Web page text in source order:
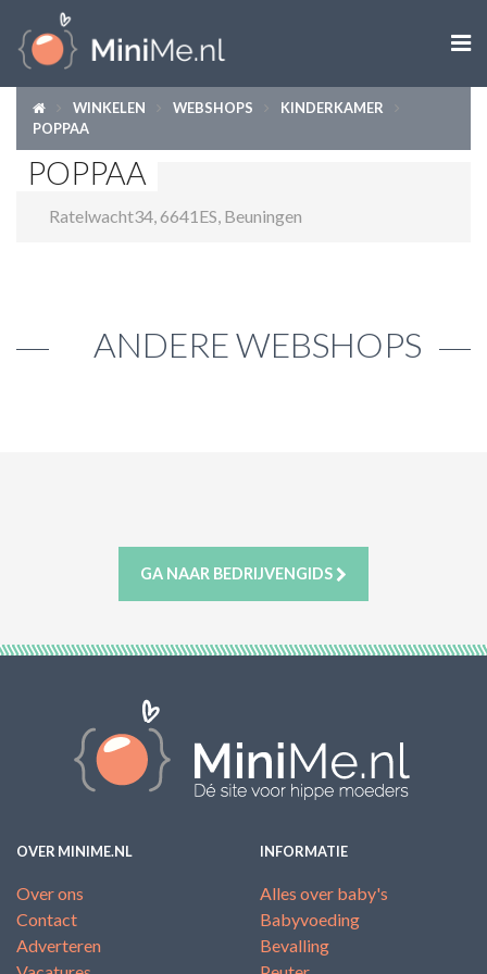

ZWANGER WORDEN
ZWANGER
BABY
WINKELEN WEBSHOPS
KINDERKAMER
POPPAA
POPPAA
Ratelwacht34,6641ES, Beuningen
ANDERE WEBSHOPS
GA NAAR BEDRIJVENGIDS
OVER MINIME.NL
Over ons
Contact
Adverteren
INFORMATIE
Alles over baby's
Babyvoeding
Bevalling